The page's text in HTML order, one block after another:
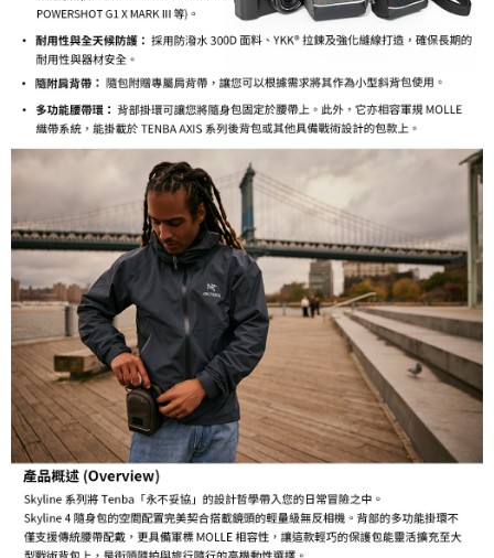
３．未成年的使用者請事先徵得法定代理人或監護人之同意方可使用
任。
４．使用「AFTEE先享後付」時，將依據個別帳號之用戶狀況，依本公司即
時審查核予不同之上限額度；若仍有額度不足之情形，本公司將視審查結果
請求用戶進行身份認證。
５．嚴禁一人註冊多個帳號或使用他人資訊註冊。若發現惡意使用之情形，
恩沛科技股份有限公司將有權停止該用戶之使用額度並採取法律行動。